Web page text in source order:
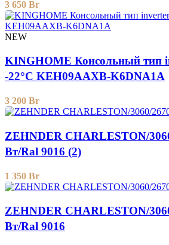
3 650 Br
NEW
KINGHOME Консольный тип
-22°C KEH09AAXB-K6DNA1A
3 200 Br
ZEHNDER CHARLESTON/
Вт/Ral 9016 (2)
1 350 Br
ZEHNDER CHARLESTON/
Вт/Ral 9016